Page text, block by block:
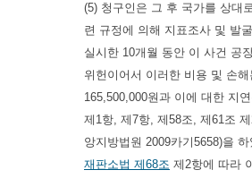
(5) 청구인은 그 후 국가를 상대
련 규정에 의해 지표조사 및 발
실시한 10개월 동안 이 사건 공
위헌이어서 이러한 비용 및 손
165,500,000원과 이에 대한 지
제1항, 제7항, 제58조, 제61조
앙지방법원 2009카기5658)을
재판소법 제68조 제2항에 따라